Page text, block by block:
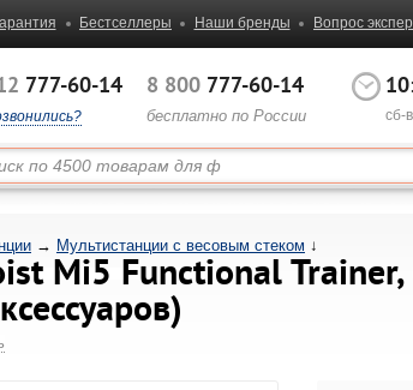
Бестселлеры Наши бренды Вопрос
777-60-14 8 800 777-60-14
бесплатно по России сб-
→ Мультистанции с весовым стеком ↓
Mi5 Functional